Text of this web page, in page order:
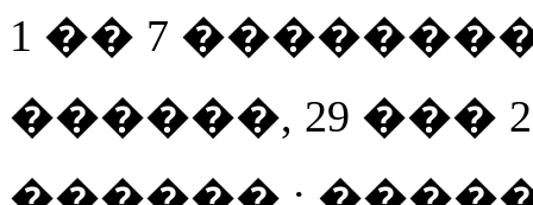
1 �� 7
������, 29 ���